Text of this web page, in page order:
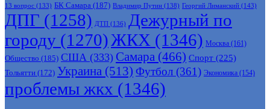
13 вопрос (133) БК Самара (187) Владимир Путин (138) Георгий Лиманский (143)
ДПГ (1258) ДТП (136) Дежурный по
городу (1270)ЖКХ (1346) Москва (161)
Общество (185) США (333) Самара (466) Спорт (225)
Тольятти (172) Украина (513) Футбол (361) Экономика (154)
проблемы жкх (1346)